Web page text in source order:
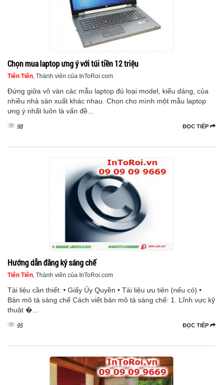
Chọn mua laptop ưng ý với túi tiền 12 triệu
Tiên Tiên , Thành viên của InToRoi.com
Đứng giữa vô vàn các mẫu laptop đủ loại model, kiểu dáng, của
nhiều nhà sản xuất khác nhau. Chọn cho mình một mẫu laptop
ưng ý nhất luôn là vấn đề...
ĐỌC TIẾP
98
Hướng dẫn đăng ký sáng chế
Tiên Tiên , Thành viên của InToRoi.com
Tài liệu cần thiết: • Giấy Ủy Quyền • Tài liệu ưu tiên (nếu có) •
Bản mô tả sáng chế Cách viết bản mô tả sáng chế: 1. Lĩnh vực kỹ
thuật �...
ĐỌC TIẾP
95